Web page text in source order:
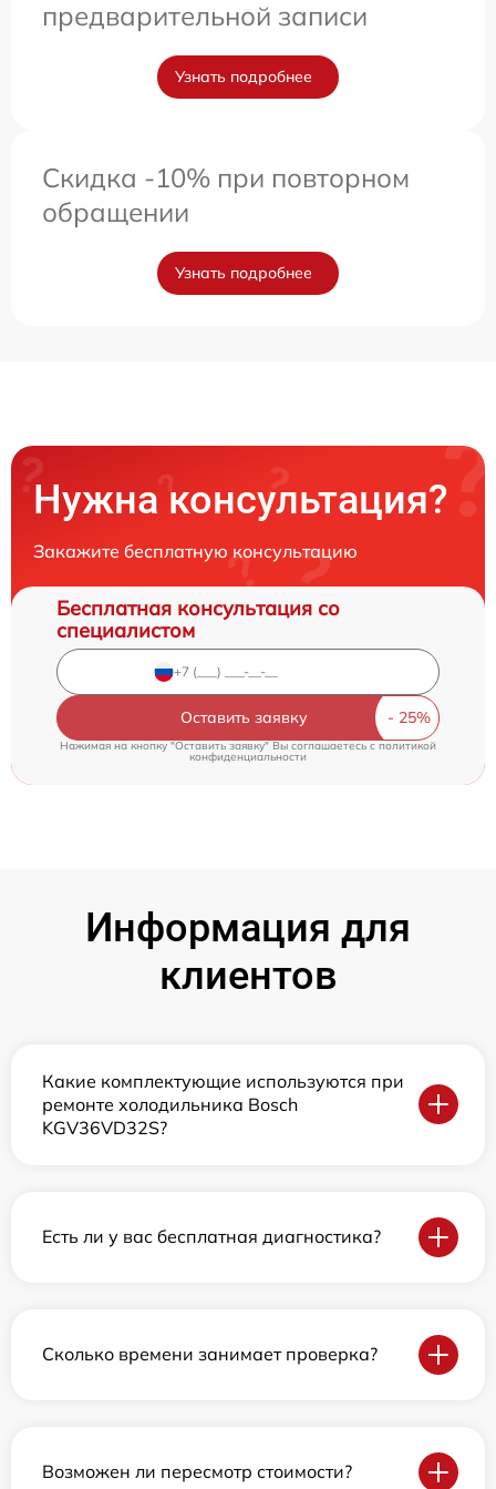
предварительной записи
Узнать подробнее
Скидка -10% при повторном
обращении
Узнать подробнее
Нужна консультация?
Закажите бесплатную консультацию
Бесплатная консультация со
специалистом
Оставить заявку
Нажимая на кнопку "Оставить заявку" Вы соглашаетесь cполитикой
конфиденциальности
Информация для
клиентов
Какие комплектующие используются при
ремонте холодильника Bosch
KGV36VD32S?
Есть ли у вас бесплатная диагностика?
Сколько времени занимает проверка?
Возможен ли пересмотр стоимости?